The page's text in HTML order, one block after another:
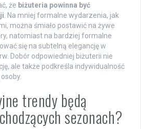
że biżuteria powinna być
. Na mniej formalne wydarzenia, jak
można śmiało postawić na żywe
natomiast na bardziej formalne
się na subtelną elegancję w
Dobór odpowiedniej biżuterii nie
ale także podkreśla indywidualność
trendy będą
sezonach?